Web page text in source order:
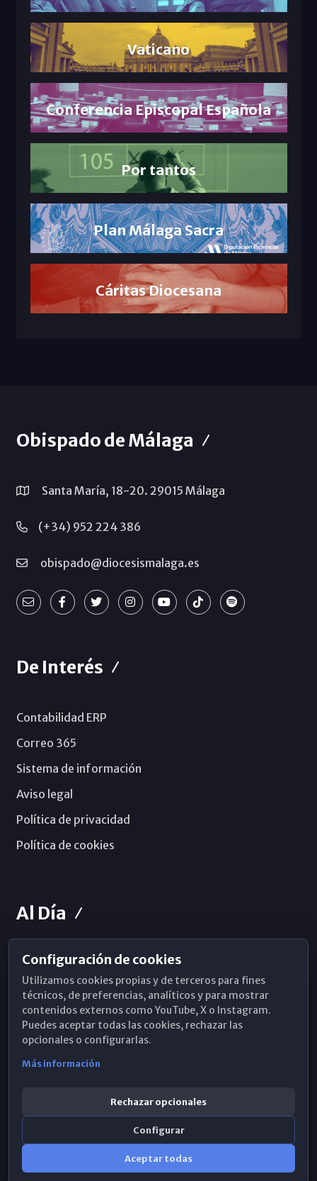
Vaticano
Conferencia Episcopal Española
Por tantos
Plan Málaga Sacra
Cáritas Diocesana
Obispado de Málaga
Santa María, 18-20. 29015 Málaga
(+34) 952 224 386
obispado@diocesismalaga.es
De Interés
Contabilidad ERP
Correo 365
Sistema de información
Aviso legal
Política de privacidad
Política de cookies
Al Día
Horarios de Misa
Hemeroteca
WhatsApp
Configuración de cookies
Utilizamos cookies propias y de terceros para fines
técnicos, de preferencias, analíticos y para mostrar
contenidos externos como YouTube, X o Instagram.
Puedes aceptar todas las cookies, rechazar las
opcionales o configurarlas.
Más información
Rechazar opcionales
Configurar
Aceptar todas